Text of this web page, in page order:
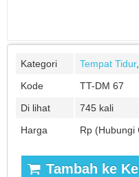
Kategori Tempat Tidur,
Kode
TT-DM 67
Di lihat
745 kali
Harga
Rp (Hubungi
Tambah ke